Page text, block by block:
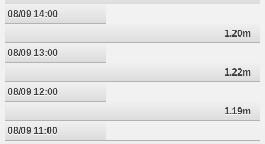
08/09 14:00
1.20m
08/09 13:00
1.22m
08/09 12:00
1.19m
08/09 11:00